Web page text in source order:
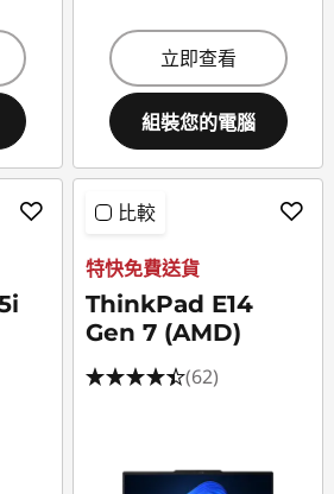
立即查看
組裝您的電腦
比較
特快免費送貨
ThinkPad E14
Gen 7 (AMD)
(62)